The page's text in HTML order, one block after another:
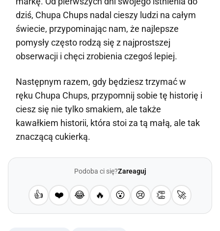
dziś, Chupa Chups nadal cieszy ludzi na całym
świecie, przypominając nam, że najlepsze
pomysły często rodzą się z najprostszej
obserwacji i chęci zrobienia czegoś lepiej.
Następnym razem, gdy będziesz trzymać w
ręku Chupa Chups, przypomnij sobie tę historię i
ciesz się nie tylko smakiem, ale także
kawałkiem historii, która stoi za tą małą, ale tak
znaczącą cukierką.
Podoba ci się?Zareaguj
👍 ❤️ 😂 🔥 😮 😢 👏 🚀